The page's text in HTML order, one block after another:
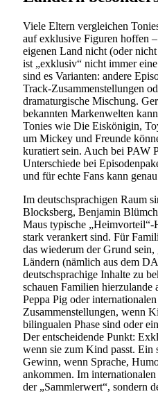
Viele Eltern vergleichen
auf exklusive Figuren hoffen
eigenen Land nicht (oder
ist „exklusiv“ nicht immer
sind es Varianten: andere
Track-Zusammenstellungen
dramaturgische Mischung.
bekannten Markenwelten
Tonies wie Die Eiskönigin,
um Mickey und Freunde
kuratiert sein. Auch bei PAW
Unterschiede bei
und für echte Fans kann
Im deutschsprachigen Raum
Blocksberg, Benjamin
Maus typische
stark verankert sind. Für
das wiederum der Grund
Ländern (nämlich aus dem
deutschsprachige Inhalte zu
schauen Familien hierzulande
Peppa Pig oder
Zusammenstellungen, wenn
bilingualen Phase sind oder
Der entscheidende Punkt:
wenn sie zum Kind passt. Ein
Gewinn, wenn Sprache,
ankommen. Im
der „Sammlerwert“, sondern